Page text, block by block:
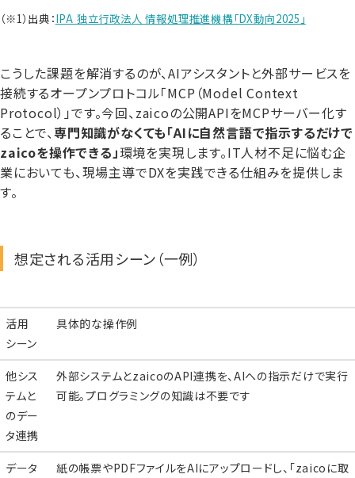
（※1）出典：IPA 独立行政法人 情報処理推進機構「DX動向2025」
こうした課題を解消するのが、AIアシスタントと外部サービスを
接続するオープンプロトコル「MCP（Model Context
Protocol）」です。今回、zaicoの公開APIをMCPサーバー化す
ることで、専門知識がなくても「AIに自然言語で指示するだけで
zaicoを操作できる」環境を実現します。IT人材不足に悩む企
業においても、現場主導でDXを実践できる仕組みを提供しま
す。
想定される活用シーン（一例）
活用
シーン
具体的な操作例
他シス
テムと
のデー
タ連携
外部システムとzaicoのAPI連携を、AIへの指示だけで実行
可能。プログラミングの知識は不要です
データ
紙の帳票やPDFファイルをAIにアップロードし、「zaicoに取